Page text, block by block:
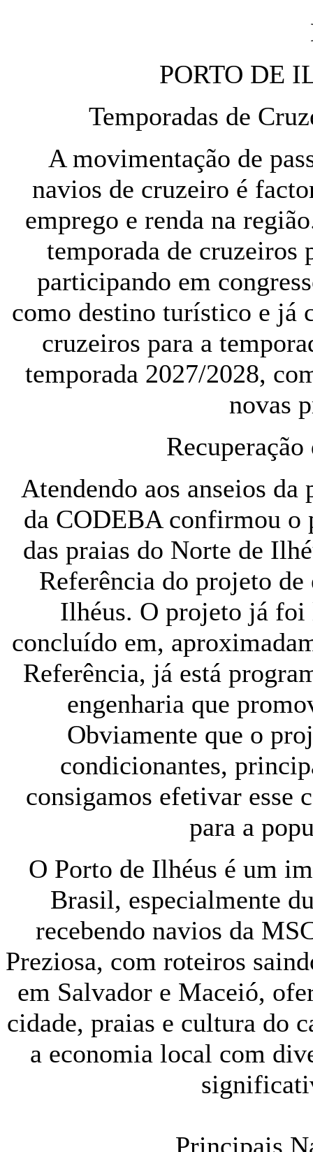
PORTO DE
Temporadas de
A movimentação de
navios de cruzeiro é
emprego e renda na
temporada de cruzeiros
participando em
como destino turístico e já
cruzeiros para a
temporada 2027/2028,
novas
Atendendo aos anseios
da CODEBA confirmou o
das praias do Norte de
Referência do projeto de
Ilhéus. O projeto já foi
concluído em,
Referência, já está
engenharia que
Obviamente que o
condicionantes,
consigamos efetivar esse
para a
O Porto de Ilhéus é um
Brasil, especialmente
recebendo navios da
Preziosa, com roteiros
em Salvador e Maceió,
cidade, praias e cultura do
a economia local com
Principais